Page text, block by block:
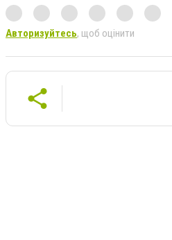
Авторизуйтесь, щоб оцінити